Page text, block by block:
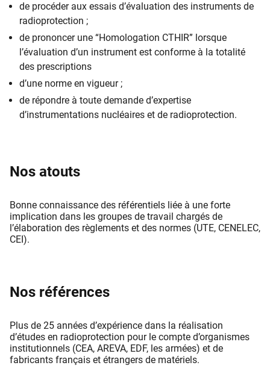
de procéder aux essais d’évaluation des instruments de
radioprotection ;
de prononcer une “Homologation CTHIR” lorsque
l’évaluation d’un instrument est conforme à la totalité
des prescriptions
d’une norme en vigueur ;
de répondre à toute demande d’expertise
d’instrumentations nucléaires et de radioprotection.
Nos atouts
Bonne connaissance des référentiels liée à une forte
implication dans les groupes de travail chargés de
l’élaboration des règlements et des normes (UTE, CENELEC,
CEI).
Nos références
Plus de 25 années d’expérience dans la réalisation
d’études en radioprotection pour le compte d’organismes
institutionnels (CEA, AREVA, EDF, les armées) et de
fabricants français et étrangers de matériels.